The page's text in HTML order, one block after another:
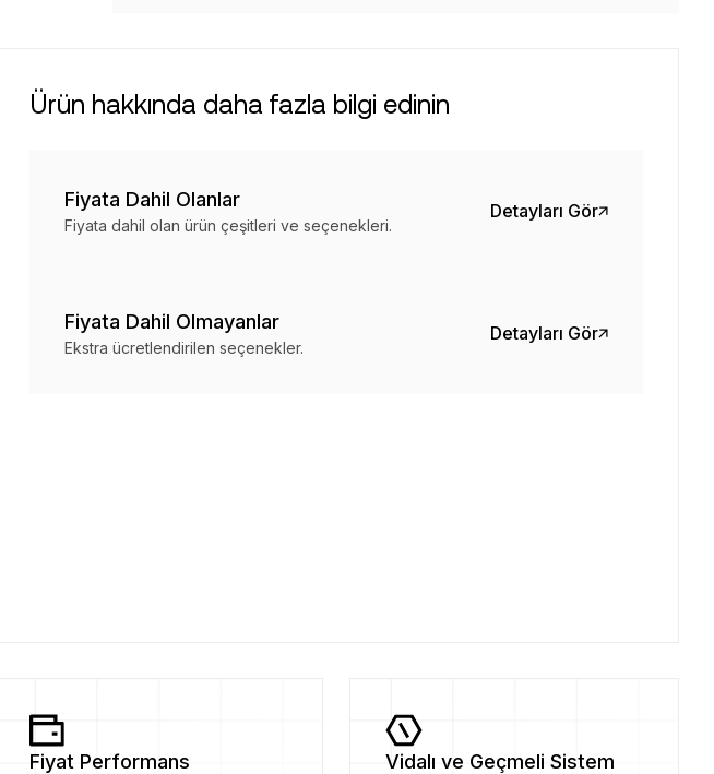
Ürün hakkında daha fazla bilgi edinin
Fiyata Dahil Olanlar
Fiyata dahil olan ürün çeşitleri ve seçenekleri.
Detayları Gör
Fiyata Dahil Olmayanlar
Ekstra ücretlendirilen seçenekler.
Detayları Gör
Fiyat Performans Vidalı ve Geçmeli Sistem